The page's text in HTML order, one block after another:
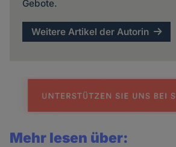
Gebote.
Weitere Artikel der Autorin
Mehr lesen über: